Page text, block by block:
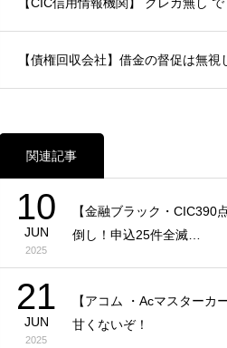
【CIC信用情報機関】 クレカ無し
【債権回収会社】借金の督促は無視
関連記事
10
JUN
2025
【金融ブラック・CIC390
倒し！申込25件全滅…
21
JUN
2025
【アコム ・Acマスターカ
甘くないぞ！